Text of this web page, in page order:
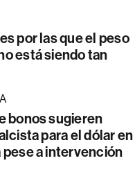
por las que el peso
está siendo tan
bonos sugieren
para el dólar en
a intervención